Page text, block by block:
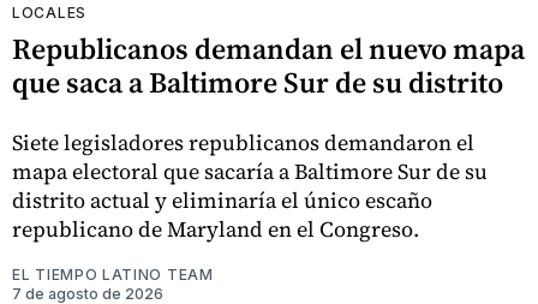
LOCALES
Republicanos demandan el nuevo mapa
que saca a Baltimore Sur de su distrito
Siete legisladores republicanos demandaron el
mapa electoral que sacaría a Baltimore Sur de su
distrito actual y eliminaría el único escaño
republicano de Maryland en el Congreso.
EL TIEMPO LATINO TEAM
7 de agosto de 2026